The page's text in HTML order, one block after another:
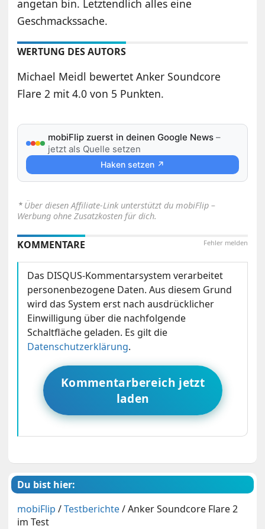
angetan bin. Letztendlich alles eine
Geschmackssache.
WERTUNG DES AUTORS
Michael Meidl bewertet Anker Soundcore
Flare 2 mit 4.0 von 5 Punkten.
mobiFlip zuerst in deinen Google News –
jetzt als Quelle setzen
Haken setzen ↗
⋆ Über diesen Affiliate-Link unterstützt du mobiFlip –
Werbung ohne Zusatzkosten für dich.
Fehler melden
KOMMENTARE
Das DISQUS-Kommentarsystem verarbeitet
personenbezogene Daten. Aus diesem Grund
wird das System erst nach ausdrücklicher
Einwilligung über die nachfolgende
Schaltfläche geladen. Es gilt die
Datenschutzerklärung.
Kommentarbereich jetzt
laden
Du bist hier:
mobiFlip /Testberichte/Anker Soundcore Flare 2
im Test